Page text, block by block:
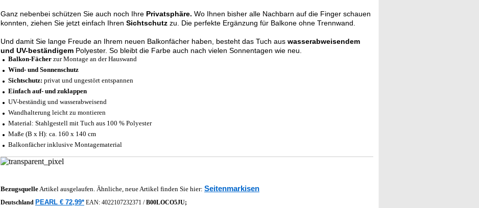
Ganz nebenbei schützen Sie auch noch Ihre Privatsphäre. Wo Ihnen bisher alle Nachbarn auf die Finger schauen
konnten, ziehen Sie jetzt einfach Ihren Sichtschutz zu. Die perfekte Ergänzung für Balkone ohne Trennwand.
Und damit Sie lange Freude an Ihrem neuen Balkonfächer haben, besteht das Tuch aus wasserabweisendem
und UV-beständigem Polyester. So bleibt die Farbe auch nach vielen Sonnentagen wie neu.
Balkon-Fächer zur Montage an der Hauswand
Wind- und Sonnenschutz
Sichtschutz: privat und ungestört entspannen
Einfach auf- und zuklappen
UV-beständig und wasserabweisend
Wandhalterung leicht zu montieren
Material: Stahlgestell mit Tuch aus 100 % Polyester
Maße (B x H): ca. 160 x 140 cm
Balkonfächer inklusive Montagematerial
BezugsquelleArtikel ausgelaufen. Ähnliche, neue Artikel finden Sie hier: Seitenmarkisen
Deutschland PEARL € 72,99* EAN: 4022107232371 /B00LOCO5JU;